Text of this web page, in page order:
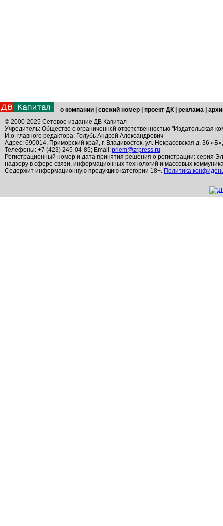
о компании свежий номер проект ДК реклама
© 2000-2025 Сетевое издание ДВ Капитал
Учредитель: Общество с ограниченной ответственностью "Издательская
И.о. главного редактора: Голубь Андрей Александрович
Адрес: 690014, Приморский край, г. Владивосток, ул. Некрасовская д. 36
Телефоны: +7 (423) 245-04-85; Email: priem@zrpress.ru
Регистрационный номер и дата принятия решения о регистрации: серия
надзору в сфере связи, информационных технологий и массовых
Содержит информационную продукцию категории 18+. Политика